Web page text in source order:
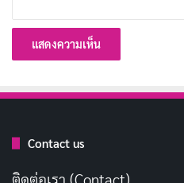
9. Blue Beetle (2023)
Contact us